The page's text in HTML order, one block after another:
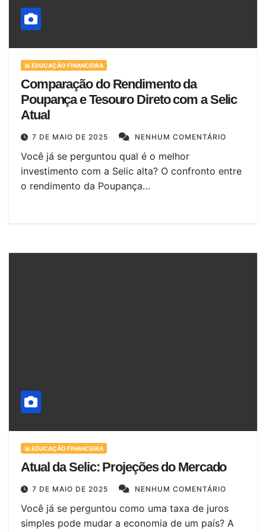
📊 EDUCAÇÃO FINANCEIRA
Comparação do Rendimento da
Poupança e Tesouro Direto com a Selic
Atual
7 DE MAIO DE 2025 NENHUM COMENTÁRIO
Você já se perguntou qual é o melhor
investimento com a Selic alta? O confronto entre
o rendimento da Poupança…
📊 EDUCAÇÃO FINANCEIRA
Atual da Selic: Projeções do Mercado
7 DE MAIO DE 2025 NENHUM COMENTÁRIO
Você já se perguntou como uma taxa de juros
simples pode mudar a economia de um país? A